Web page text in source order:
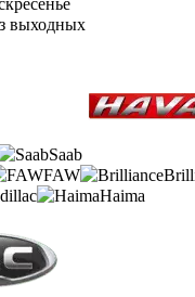
выходных
Saab
FAW
Haima